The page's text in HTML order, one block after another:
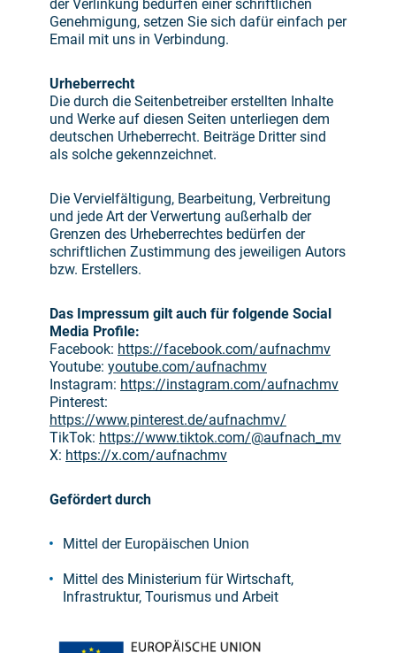
der Verlinkung bedürfen einer schriftlichen
Genehmigung, setzen Sie sich dafür einfach per
Email mit uns in Verbindung.
Urheberrecht
Die durch die Seitenbetreiber erstellten Inhalte
und Werke auf diesen Seiten unterliegen dem
deutschen Urheberrecht. Beiträge Dritter sind
als solche gekennzeichnet.
Die Vervielfältigung, Bearbeitung, Verbreitung
und jede Art der Verwertung außerhalb der
Grenzen des Urheberrechtes bedürfen der
schriftlichen Zustimmung des jeweiligen Autors
bzw. Erstellers.
Das Impressum gilt auch für folgende Social
Media Profile:
Facebook: https://facebook.com/aufnachmv
Youtube: youtube.com/aufnachmv
Instagram: https://instagram.com/aufnachmv
Pinterest:
https://www.pinterest.de/aufnachmv/
TikTok: https://www.tiktok.com/@aufnach_mv
X: https://x.com/aufnachmv
Gefördert durch
Mittel der Europäischen Union
Mittel des Ministerium für Wirtschaft,
Infrastruktur, Tourismus und Arbeit